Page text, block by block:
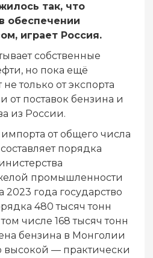
так, что
обеспечении
играет Россия.
собственные
но пока ещё
только от экспорта
от поставок бензина и
из России.
от общего числа
порядка
промышленности
2023 года государство
480 тысяч тонн
числе 168 тысяч тонн
бензина в Монголии
высокой — практически